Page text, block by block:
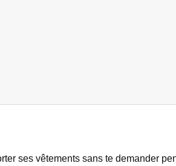
ses vêtements sans te demander